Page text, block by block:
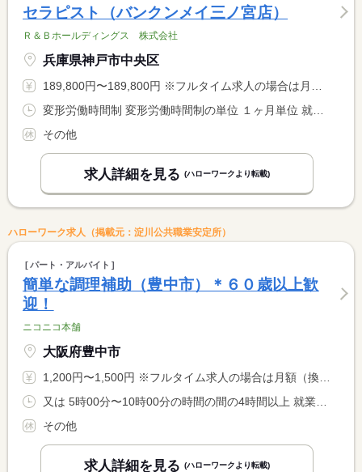
セラピスト（バンクンメイ三ノ宮店）
Ｒ＆Ｂホールディングス 株式会社
兵庫県神戸市中央区
189,800円〜189,800円 ※フルタイム求人の場合は月額（換算額）、パート求人の場合は時間額を表示しています。
その他
求人詳細を見る (ハローワークより転載)
ハローワーク求人（掲載元：淀川公共職業安定所）
パート・アルバイト
簡単な調理補助（豊中市）＊６０歳以上歓
迎！
ニコニコ本舗
大阪府豊中市
1,200円〜1,500円 ※フルタイム求人の場合は月額（換算額）、パート求人の場合は時間額を表示しています。
その他
求人詳細を見る (ハローワークより転載)